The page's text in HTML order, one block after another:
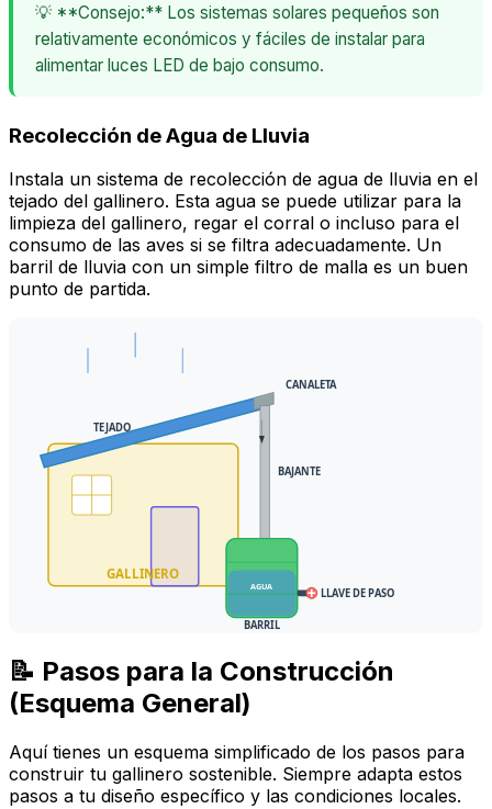
💡 **Consejo:** Los sistemas solares pequeños son
relativamente económicos y fáciles de instalar para
alimentar luces LED de bajo consumo.
Recolección de Agua de Lluvia
Instala un sistema de recolección de agua de lluvia en el
tejado del gallinero. Esta agua se puede utilizar para la
limpieza del gallinero, regar el corral o incluso para el
consumo de las aves si se filtra adecuadamente. Un
barril de lluvia con un simple filtro de malla es un buen
punto de partida.
TEJADO
CANALETA
BAJANTE
BARRIL
LLAVE DE PASO
GALLINERO
AGUA
📝 Pasos para la Construcción
(Esquema General)
Aquí tienes un esquema simplificado de los pasos para
construir tu gallinero sostenible. Siempre adapta estos
pasos a tu diseño específico y las condiciones locales.